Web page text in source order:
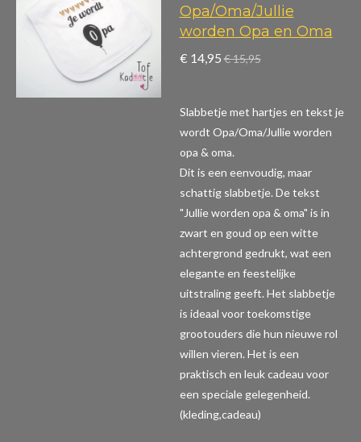
Opa/Oma/Jullie
worden Opa en Oma
€ 14,95 € 15,95
Slabbetje met hartjes en tekst je
wordt Opa/Oma/Jullie worden
opa & oma.
Dit is een eenvoudig, maar
schattig slabbetje. De tekst
"Jullie worden opa & oma" is in
zwart en goud op een witte
achtergrond gedrukt, wat een
elegante en feestelijke
uitstraling geeft. Het slabbetje
is ideaal voor toekomstige
grootouders die hun nieuwe rol
willen vieren. Het is een
praktisch en leuk cadeau voor
een speciale gelegenheid.
(kleding,cadeau)